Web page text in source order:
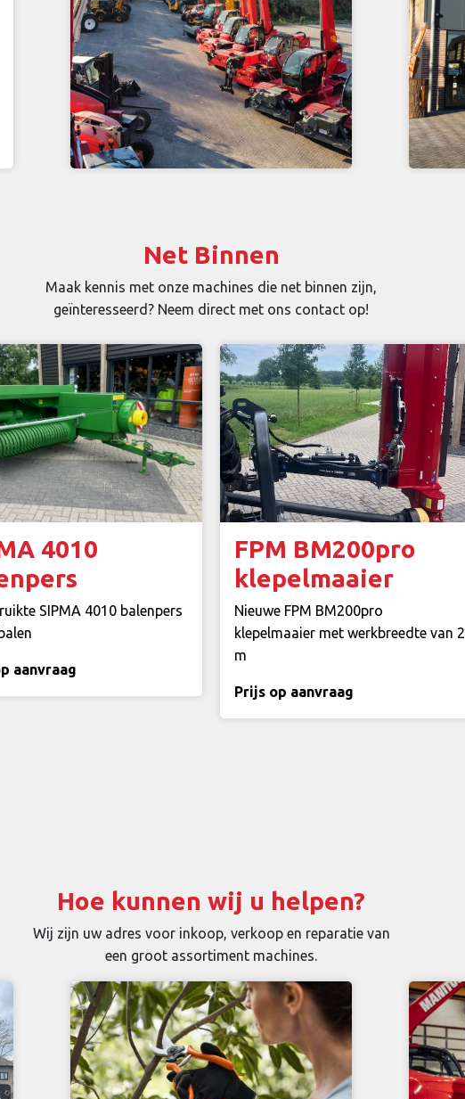
Net Binnen
Maak kennis met onze machines die net binnen zijn,
geïnteresseerd? Neem direct met ons contact op!
4010
SIPMA 4010 balenpers
aanvraag
FPM BM200pro
klepelmaaier
Nieuwe FPM BM200pro
klepelmaaier met werkbreedte van 2
m
Prijs op aanvraag
Hoe kunnen wij u helpen?
Wij zijn uw adres voor inkoop, verkoop en reparatie van
een groot assortiment machines.